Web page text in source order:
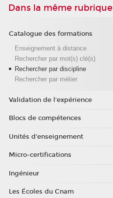
Dans la même rubrique
Catalogue des formations
Enseignement à distance
Rechercher par mot(s) clé(s)
Rechercher par discipline
Rechercher par métier
Validation de l'expérience
Blocs de compétences
Unités d'enseignement
Micro-certifications
Ingénieur
Les Écoles du Cnam